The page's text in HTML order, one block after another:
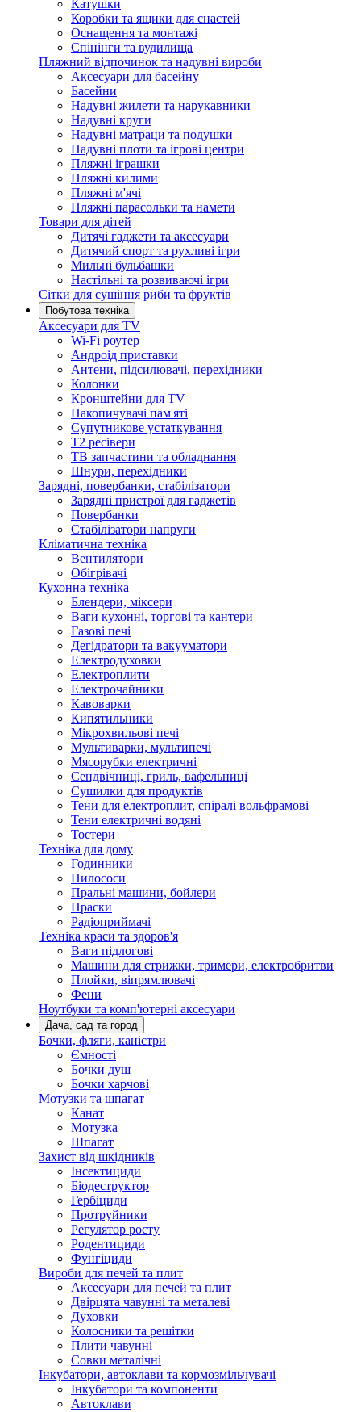
Катушки
Коробки та ящики для снастей
Оснащення та монтажі
Спінінги та вудилища
Пляжний відпочинок та надувні вироби
Аксесуари для басейну
Басейни
Надувні жилети та нарукавники
Надувні круги
Надувні матраци та подушки
Надувні плоти та ігрові центри
Пляжні іграшки
Пляжні килими
Пляжні м'ячі
Пляжні парасольки та намети
Товари для дітей
Дитячі гаджети та аксесуари
Дитячий спорт та рухливі ігри
Мильні бульбашки
Настільні та розвиваючі ігри
Сітки для сушіння риби та фруктів
Побутова техніка
Аксесуари для TV
Wi-Fi роутер
Андроід приставки
Антени, підсилювачі, перехідники
Колонки
Кронштейни для TV
Накопичувачі пам'яті
Супутникове устаткування
Т2 ресівери
ТВ запчастини та обладнання
Шнури, перехідники
Зарядні, повербанки, стабілізатори
Зарядні пристрої для гаджетів
Повербанки
Стабілізатори напруги
Кліматична техніка
Вентилятори
Обігрівачі
Кухонна техніка
Блендери, міксери
Ваги кухонні, торгові та кантери
Газові печі
Дегідратори та вакууматори
Електродуховки
Електроплити
Електрочайники
Кавоварки
Кипятильники
Мікрохвильові печі
Мультиварки, мультипечі
Мясорубки електричні
Сендвічниці, гриль, вафельниці
Сушилки для продуктів
Тени для електроплит, спіралі вольфрамові
Тени електричні водяні
Тостери
Техніка для дому
Годинники
Пилососи
Пральні машини, бойлери
Праски
Радіоприймачі
Техніка краси та здоров'я
Ваги підлогові
Машини для стрижки, тримери, електробритви
Плойки, віпрямлювачі
Фени
Ноутбуки та комп'ютерні аксесуари
Дача, сад та город
Бочки, фляги, каністри
Ємності
Бочки душ
Бочки харчові
Мотузки та шпагат
Канат
Мотузка
Шпагат
Захист від шкідників
Інсектициди
Біодеструктор
Гербіциди
Протруйники
Регулятор росту
Родентициди
Фунгіциди
Вироби для печей та плит
Аксесуари для печей та плит
Двірцята чавунні та металеві
Духовки
Колосники та решітки
Плити чавунні
Совки металічні
Інкубатори, автоклави та кормозмільчувачі
Інкубатори та компоненти
Автоклави